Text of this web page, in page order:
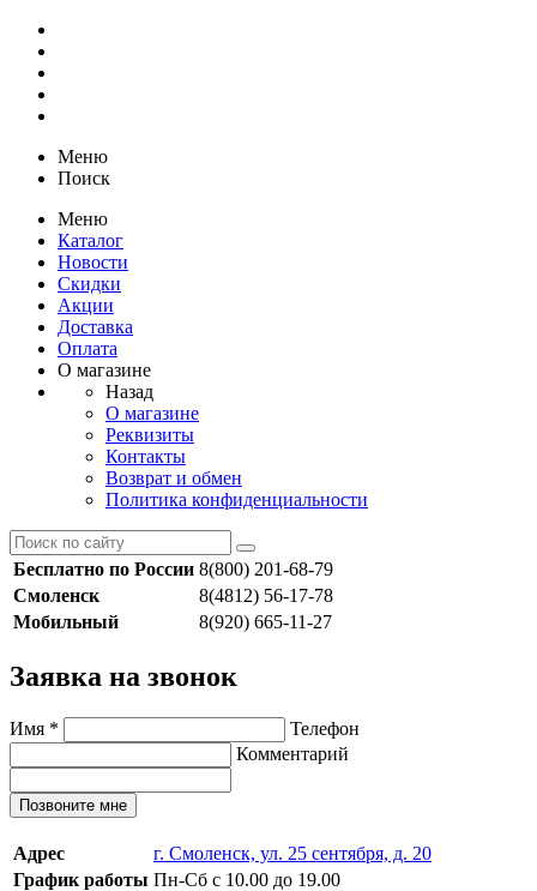
Меню
Поиск
Меню
Каталог
Новости
Скидки
Акции
Доставка
Оплата
О магазине
Назад
О магазине
Реквизиты
Контакты
Возврат и обмен
Политика конфиденциальности
Бесплатно по России 8(800) 201-68-79
Смоленск
8(4812) 56-17-78
Мобильный
8(920) 665-11-27
Заявка на звонок
Имя *
Телефон
Комментарий
Позвоните мне
Адрес
г. Смоленск, ул. 25 сентября, д. 20
График работы Пн-Сб с 10.00 до 19.00